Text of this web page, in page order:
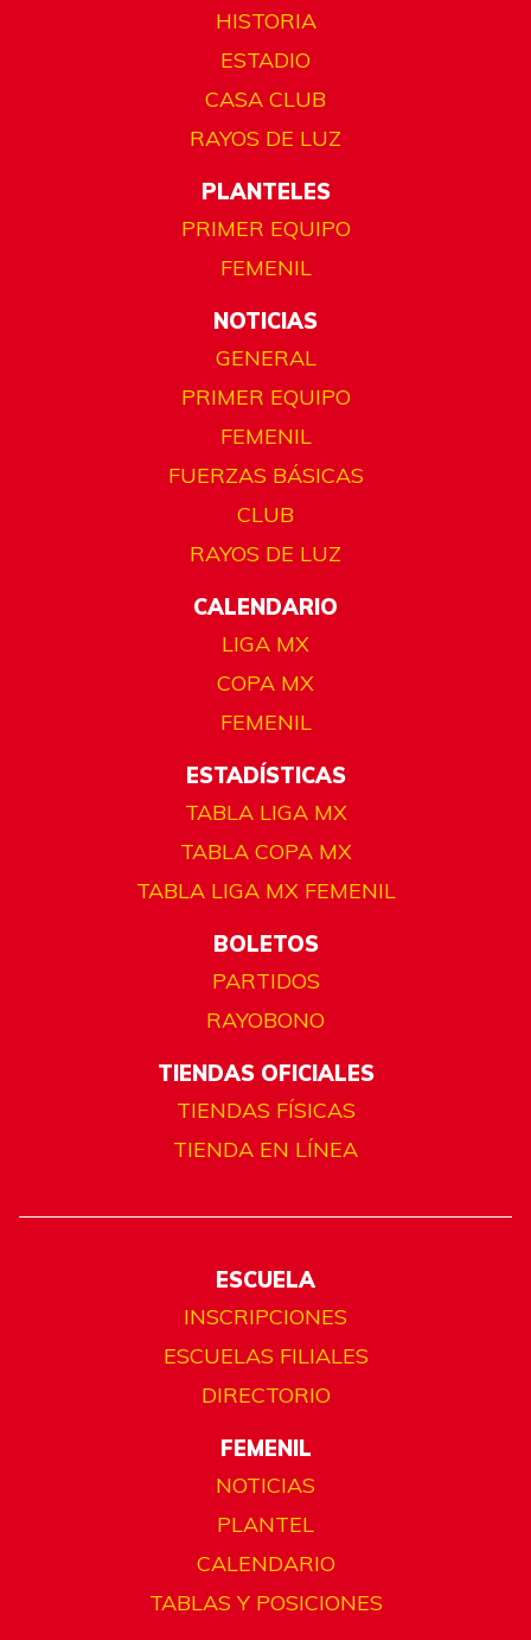
HISTORIA
ESTADIO
CASA CLUB
RAYOS DE LUZ
PLANTELES
PRIMER EQUIPO
FEMENIL
NOTICIAS
GENERAL
PRIMER EQUIPO
FEMENIL
FUERZAS BÁSICAS
CLUB
RAYOS DE LUZ
CALENDARIO
LIGA MX
COPA MX
FEMENIL
ESTADÍSTICAS
TABLA LIGA MX
TABLA COPA MX
TABLA LIGA MX FEMENIL
BOLETOS
PARTIDOS
RAYOBONO
TIENDAS OFICIALES
TIENDAS FÍSICAS
TIENDA EN LÍNEA
ESCUELA
INSCRIPCIONES
ESCUELAS FILIALES
DIRECTORIO
FEMENIL
NOTICIAS
PLANTEL
CALENDARIO
TABLAS Y POSICIONES